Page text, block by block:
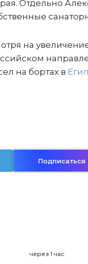
Отдельно
на
на бортах в
Подписаться
через 1 час